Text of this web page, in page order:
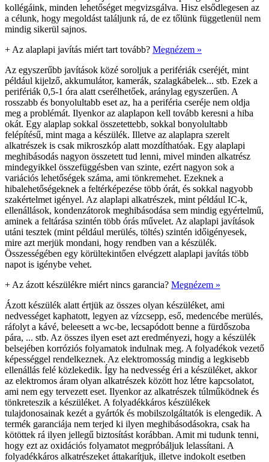
kollégáink, minden lehetőséget megvizsgálva. Hisz elsődlegesen az
a célunk, hogy megoldást találjunk rá, de ez tőlünk függetlenül nem
mindig sikerül sajnos.
+ Az alaplapi javítás miért tart tovább? Megnézem »
Az egyszerűbb javítások közé soroljuk a perifériák cseréjét, mint
például kijelző, akkumulátor, kamerák, szalagkábelek... stb. Ezek a
perifériák 0,5-1 óra alatt cserélhetőek, aránylag egyszerűen. A
rosszabb és bonyolultabb eset az, ha a periféria cseréje nem oldja
meg a problémát. Ilyenkor az alaplapon kell tovább keresni a hiba
okát. Egy alaplap sokkal összetettebb, sokkal bonyolultabb
felépítésű, mint maga a készülék. Illetve az alaplapra szerelt
alkatrészek is csak mikroszkóp alatt mozdíthatóak. Egy alaplapi
meghibásodás nagyon összetett tud lenni, mivel minden alkatrész
mindegyikkel összefüggésben van szinte, ezért nagyon sok a
variációs lehetőségek száma, ami tönkremehet. Ezeknek a
hibalehetőségeknek a feltérképezése több órát, és sokkal nagyobb
szakértelmet igényel. Az alaplapi alkatrészek, mint például IC-k,
ellenállások, kondenzátorok meghibásodása sem mindig egyértelmű,
aminek a feltárása szintén több órás művelet. Az alaplapi javítások
utáni tesztek (mint például merülés, töltés) szintén időigényesek,
mire azt merjük mondani, hogy rendben van a készülék.
Összességében egy körültekintően elvégzett alaplapi javítás több
napot is igénybe vehet.
+ Az ázott készülékre miért nincs garancia? Megnézem »
Ázott készülék alatt értjük az összes olyan készüléket, ami
nedvességet kaphatott, legyen az vízcsepp, eső, medencébe merülés,
ráfolyt a kávé, beleesett a wc-be, lecsapódott benne a fürdőszoba
pára, ... stb. Az összes ilyen eset azt eredményezi, hogy a készülék
belsejében korróziós folyamatok indulnak meg. A folyadékok vezető
képességgel rendelkeznek. Az elektromosság mindig a legkisebb
ellenállás felé közlekedik. Így ha nedvesség éri a készüléket, akkor
az elektromos áram olyan alkatrészek között hoz létre kapcsolatot,
ami nem egy tervezett eset. Ilyenkor az alkatrészek túlműködnek és
tönkreteszik a készüléket. A folyadékkáros készülékek
tulajdonosainak kezét a gyártók és mobilszolgáltatók is elengedik. A
termék garanciája nem terjed ki ilyen meghibásodásokra, csak ha
kötöttek rá ilyen jellegű biztosítást korábban. Amit mi tudunk tenni,
hogy ezt az oxidációs folyamatot megpróbáljuk lelassítani. A
folyadékkáros alkatrészeket áttakarítjuk, illetve indokolt esetben